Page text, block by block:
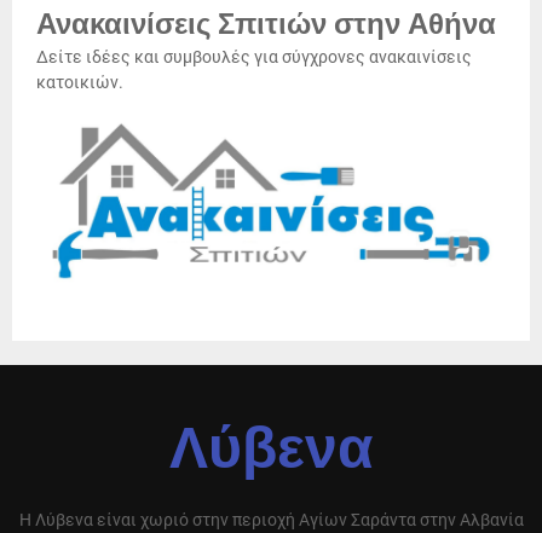
Ανακαινίσεις Σπιτιών στην Αθήνα
Δείτε ιδέες και συμβουλές για σύγχρονες ανακαινίσεις
κατοικιών.
Λύβενα
Η Λύβενα είναι χωριό στην περιοχή Αγίων Σαράντα στην Αλβανία